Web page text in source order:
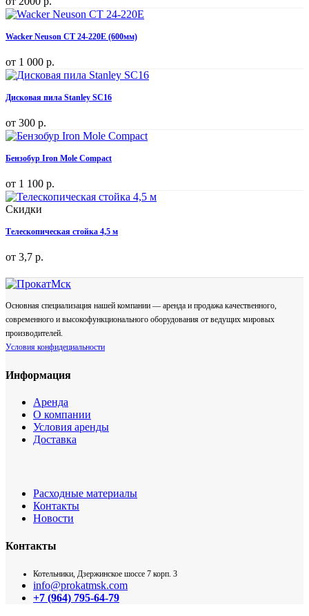
Wacker Neuson CT 24-220E (600мм)
от 1 000 р.
Дисковая пила Stanley SC16
от 300 р.
Бензобур Iron Mole Compact
от 1 100 р.
Скидки
Телескопическая стойка 4,5 м
от 3,7 р.
Основная специализация нашей компании — аренда и продажа качественного,
современного и высокофункционального оборудования от ведущих мировых
производителей.
Условия конфидециальности
Информация
Аренда
О компании
Условия аренды
Доставка
Расходные материалы
Контакты
Новости
Контакты
Котельники, Дзержинское шоссе 7 корп. 3
info@prokatmsk.com
+7 (964) 795-64-79